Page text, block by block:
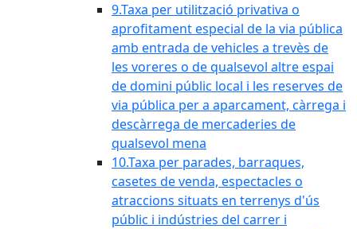
9.Taxa per utilització privativa o
aprofitament especial de la via pública
amb entrada de vehicles a trevès de
les voreres o de qualsevol altre espai
de domini públic local i les reserves de
via pública per a aparcament, càrrega i
descàrrega de mercaderies de
qualsevol mena
10.Taxa per parades, barraques,
casetes de venda, espectacles o
atraccions situats en terrenys d'ús
públic i indústries del carrer i